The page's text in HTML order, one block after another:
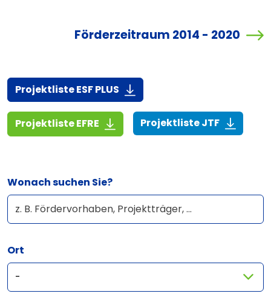
Förderzeitraum 2014 - 2020
Projektliste ESF PLUS (916,7 KiB)
Projektliste EFRE (1,4 MiB)Projektliste JTF(268,6
Wonach suchen Sie?
Ort